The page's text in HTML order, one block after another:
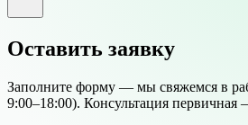
Оставить заявку
Заполните форму — мы свяжемся в
9:00–18:00). Консультация первичная